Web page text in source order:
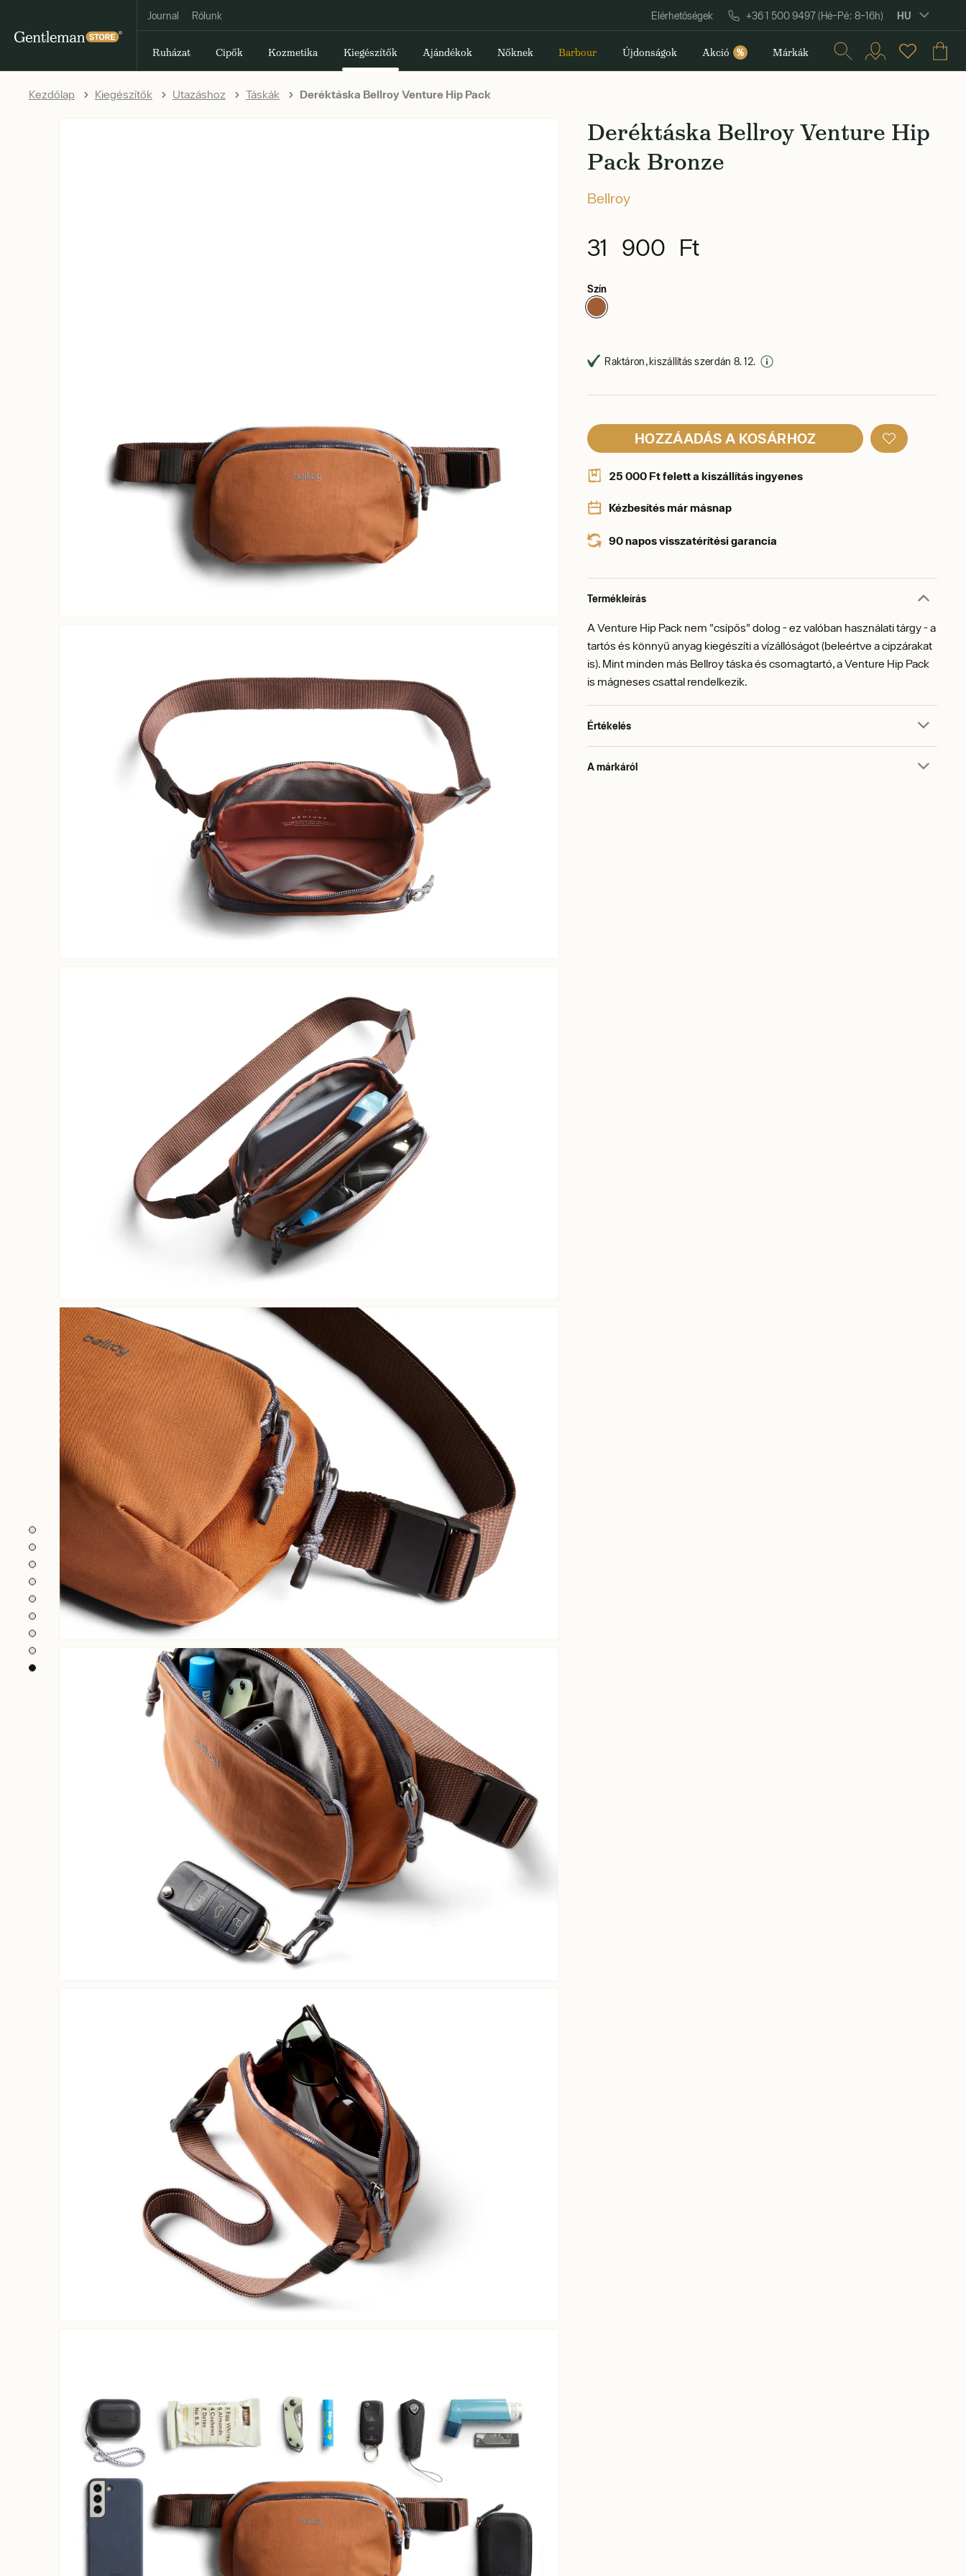
Journal Rólunk Elérhetőségek +36 1 500 9497 (Hé–Pé: 8–16h) HU
Ruházat Cipők Kozmetika Kiegészítők Ajándékok Nőknek Barbour Újdonságok Akció % Márkák
Kezdőlap Kiegészítők Utazáshoz Táskák Deréktáska Bellroy Venture Hip Pack
Deréktáska Bellroy Venture Hip
Pack Bronze
Bellroy
31 900 Ft
Szín
Raktáron, kiszállítás szerdán 8. 12.
HOZZÁADÁS A KOSÁRHOZ
25 000 Ft felett a kiszállítás ingyenes
Kézbesítés már másnap
90 napos visszatérítési garancia
Termékleírás
A Venture Hip Pack nem "csípős" dolog - ez valóban használati tárgy - a
tartós és könnyű anyag kiegészíti a vízállóságot (beleértve a cipzárakat
is). Mint minden más Bellroy táska és csomagtartó, a Venture Hip Pack
is mágneses csattal rendelkezik.
Értékelés
A márkáról